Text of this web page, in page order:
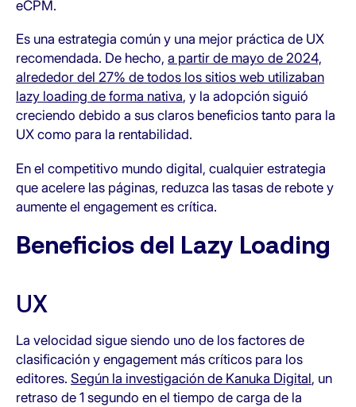
eCPM.
Es una estrategia común y una mejor práctica de UX
recomendada. De hecho, a partir de mayo de 2024,
alrededor del 27% de todos los sitios web utilizaban
lazy loading de forma nativa, y la adopción siguió
creciendo debido a sus claros beneficios tanto para la
UX como para la rentabilidad.
En el competitivo mundo digital, cualquier estrategia
que acelere las páginas, reduzca las tasas de rebote y
aumente el engagement es crítica.
Beneficios del Lazy Loading
UX
La velocidad sigue siendo uno de los factores de
clasificación y engagement más críticos para los
editores. Según la investigación de Kanuka Digital, un
retraso de 1 segundo en el tiempo de carga de la